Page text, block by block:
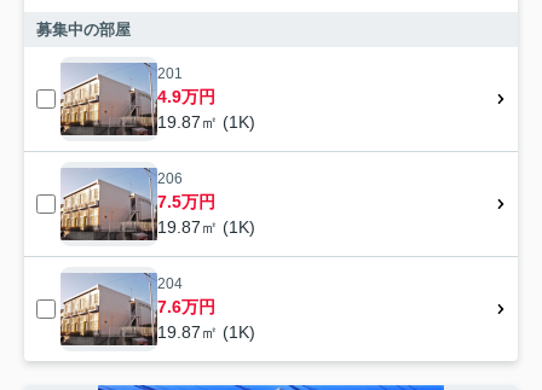
募集中の部屋
201
4.9万円
19.87㎡ (1K)
206
7.5万円
19.87㎡ (1K)
204
7.6万円
19.87㎡ (1K)